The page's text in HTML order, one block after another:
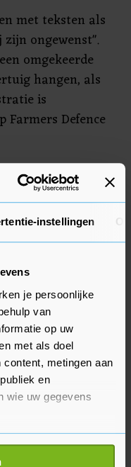
instellingen
je persoonlijke
van
op uw
met als doel
metingen aan
en
wie uw gegevens
met teksten als
ongewenst".
omgekeerde
hangen, als
is
Farmers Defence
de trekkers
voor het